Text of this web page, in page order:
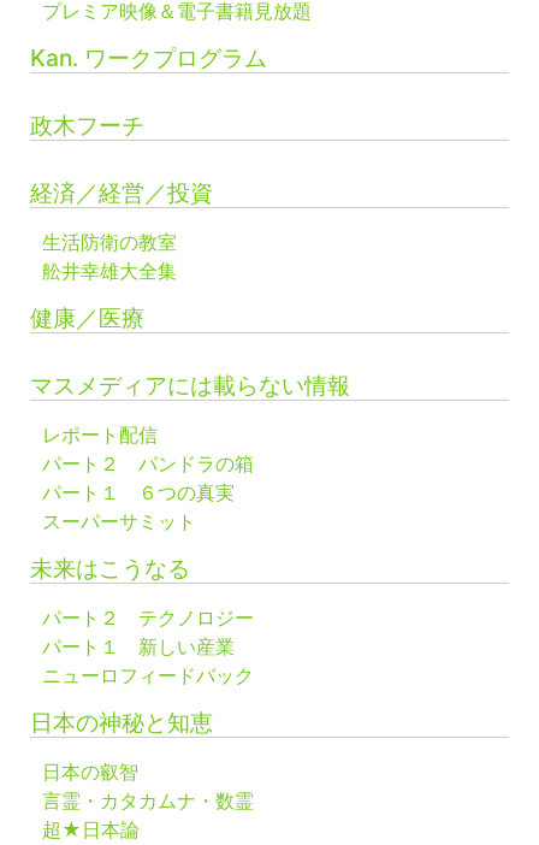
プレミア映像＆電子書籍見放題
Kan. ワークプログラム
政木フーチ
経済／経営／投資
生活防衛の教室
舩井幸雄大全集
健康／医療
マスメディアには載らない情報
レポート配信
パート２ パンドラの箱
パート１ ６つの真実
スーパーサミット
未来はこうなる
パート２ テクノロジー
パート１ 新しい産業
ニューロフィードバック
日本の神秘と知恵
日本の叡智
言霊・カタカムナ・数霊
超★日本論